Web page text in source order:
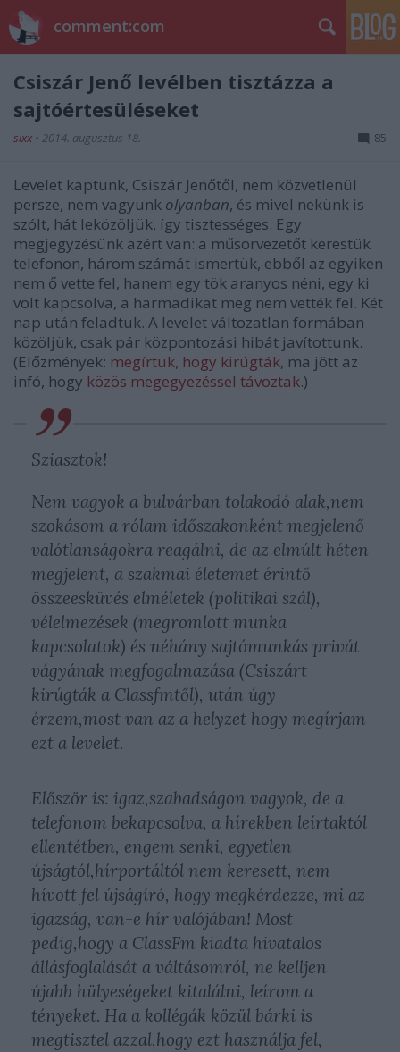
comment:com
Csiszár Jenő levélben tisztázza a
sajtóértesüléseket
sixx • 2014. augusztus 18. 85
Levelet kaptunk, Csiszár Jenőtől, nem közvetlenül
persze, nem vagyunk olyanban, és mivel nekünk is
szólt, hát leközöljük, így tisztességes. Egy
megjegyzésünk azért van: a műsorvezetőt kerestük
telefonon, három számát ismertük, ebből az egyiken
nem ő vette fel, hanem egy tök aranyos néni, egy ki
volt kapcsolva, a harmadikat meg nem vették fel. Két
nap után feladtuk. A levelet változatlan formában
közöljük, csak pár központozási hibát javítottunk.
(Előzmények: megírtuk, hogy kirúgták, ma jött az
infó, hogy közös megegyezéssel távoztak.)
Sziasztok!
Nem vagyok a bulvárban tolakodó alak,nem
szokásom a rólam időszakonként megjelenő
valótlanságokra reagálni, de az elmúlt héten
megjelent, a szakmai életemet érintő
összeesküvés elméletek (politikai szál),
vélelmezések (megromlott munka
kapcsolatok) és néhány sajtómunkás privát
vágyának megfogalmazása (Csiszárt
kirúgták a Classfmtől), után úgy
érzem,most van az a helyzet hogy megírjam
ezt a levelet.
Először is: igaz,szabadságon vagyok, de a
telefonom bekapcsolva, a hírekben leírtaktól
ellentétben, engem senki, egyetlen
újságtól,hírportáltól nem keresett, nem
hívott fel újságíró, hogy megkérdezze, mi az
igazság, van-e hír valójában! Most
pedig,hogy a ClassFm kiadta hivatalos
állásfoglalását a váltásomról, ne kelljen
újabb hülyeségeket kitalálni, leírom a
tényeket. Ha a kollégák közül bárki is
megtisztel azzal,hogy ezt használja fel,